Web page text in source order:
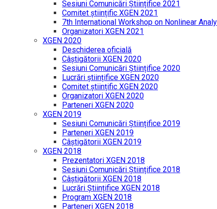
Sesiuni Comunicări Științifice 2021
Comitet științific XGEN 2021
7th International Workshop on Nonlinear
Organizatori XGEN 2021
XGEN 2020
Deschiderea oficială
Câștigătorii XGEN 2020
Sesiuni Comunicări Științifice 2020
Lucrări științifice XGEN 2020
Comitet științific XGEN 2020
Organizatori XGEN 2020
Parteneri XGEN 2020
XGEN 2019
Sesiuni Comunicări Științifice 2019
Parteneri XGEN 2019
Câștigătorii XGEN 2019
XGEN 2018
Prezentatori XGEN 2018
Sesiuni Comunicări Științifice 2018
Câștigătorii XGEN 2018
Lucrări Științifice XGEN 2018
Program XGEN 2018
Parteneri XGEN 2018